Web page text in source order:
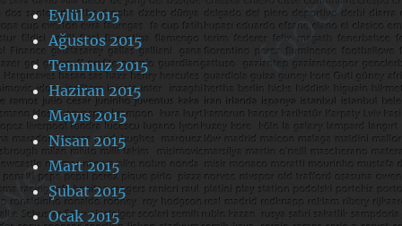
Eylül 2015
Ağustos 2015
Temmuz 2015
Haziran 2015
Mayıs 2015
Nisan 2015
Mart 2015
Şubat 2015
Ocak 2015